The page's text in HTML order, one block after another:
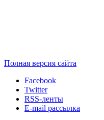
Полная версия сайта
Facebook
Twitter
RSS-ленты
E-mail рассылка